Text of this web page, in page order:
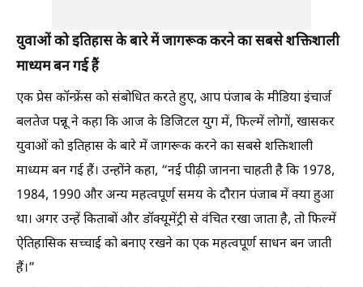
युवाओं को इतिहास के बारे में जागरूक करने का सबसे शक्तिशाली
माध्यम बन गई हैं
एक प्रेस कॉन्फ्रेंस को संबोधित करते हुए, आप पंजाब के मीडिया इंचार्ज
बलतेज पन्नू ने कहा कि आज के डिजिटल युग में, फिल्में लोगों, खासकर
युवाओं को इतिहास के बारे में जागरूक करने का सबसे शक्तिशाली
माध्यम बन गई हैं। उन्होंने कहा, “नई पीढ़ी जानना चाहती है कि 1978,
1984, 1990 और अन्य महत्वपूर्ण समय के दौरान पंजाब में क्या हुआ
था। अगर उन्हें किताबों और डॉक्यूमेंट्री से वंचित रखा जाता है, तो फिल्में
ऐतिहासिक सच्चाई को बनाए रखने का एक महत्वपूर्ण साधन बन जाती
हैं।”